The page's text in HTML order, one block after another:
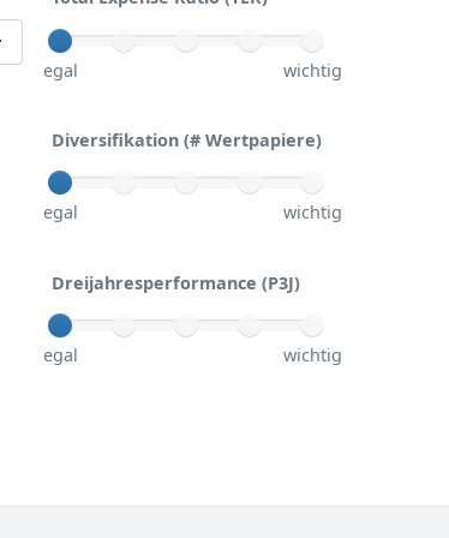
egal wichtig
Diversifikation (# Wertpapiere)
egal wichtig
Dreijahresperformance (P3J)
egal wichtig